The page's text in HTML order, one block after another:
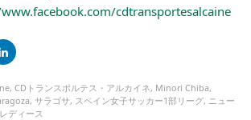
cdtransportesalcaine
,CDトランスポルテス・アルカイネ, Minori Chiba,
, サラゴサ, スペイン女子サッカー1部リーグ, ニュー
ディース